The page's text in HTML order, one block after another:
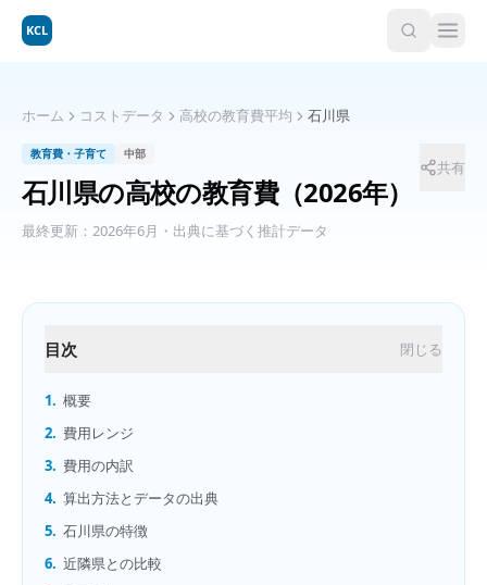
KCL
ホーム コストデータ 高校の教育費平均 石川県
教育費・子育て 中部
石川県の高校の教育費（2026年）
最終更新： 2026年6月 ・出典に基づく推計データ
共有
目次 閉じる
1. 概要
2. 費用レンジ
3. 費用の内訳
4. 算出方法とデータの出典
5. 石川県の特徴
6. 近隣県との比較